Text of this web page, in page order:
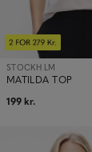
MATILDA TOP
STOCKH LM
199 kr.